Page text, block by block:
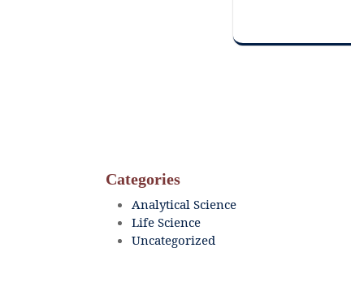
Categories
Analytical Science
Life Science
Uncategorized